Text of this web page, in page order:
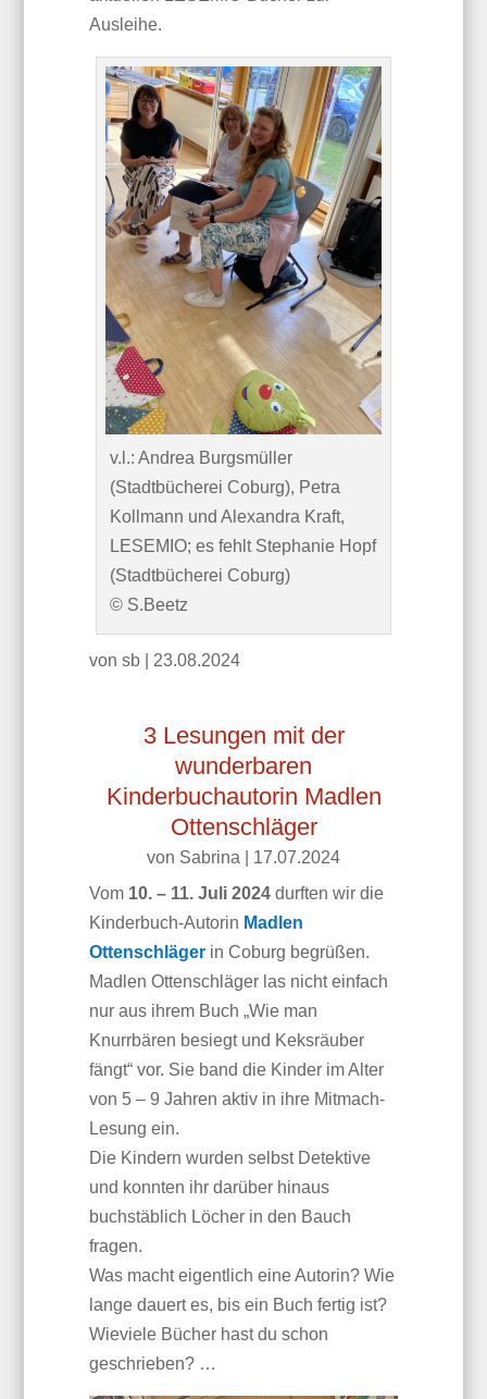
Ausleihe.
v.l.: Andrea Burgsmüller
(Stadtbücherei Coburg), Petra
Kollmann und Alexandra Kraft,
LESEMIO; es fehlt Stephanie Hopf
(Stadtbücherei Coburg)
© S.Beetz
von sb | 23.08.2024
3 Lesungen mit der
wunderbaren
Kinderbuchautorin Madlen
Ottenschläger
von Sabrina
17.07.2024
Vom 10. – 11. Juli 2024 durften wir die
Kinderbuch-Autorin Madlen
Ottenschläger in Coburg begrüßen.
Madlen Ottenschläger las nicht einfach
nur aus ihrem Buch „Wie man
Knurrbären besiegt und Keksräuber
fängt“ vor. Sie band die Kinder im Alter
von 5 – 9 Jahren aktiv in ihre Mitmach-
Lesung ein.
Die Kindern wurden selbst Detektive
und konnten ihr darüber hinaus
buchstäblich Löcher in den Bauch
fragen.
Was macht eigentlich eine Autorin? Wie
lange dauert es, bis ein Buch fertig ist?
Wieviele Bücher hast du schon
geschrieben? …